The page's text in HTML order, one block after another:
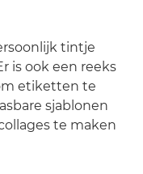
tintje
is ook een reeks
etiketten te
sjablonen
te maken